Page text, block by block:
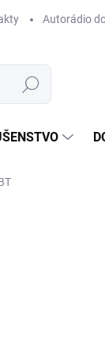
Autorádio
Hľadať